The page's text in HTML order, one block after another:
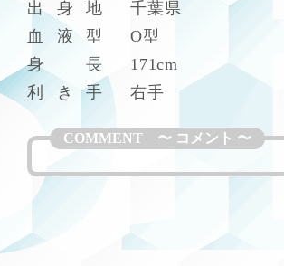
出
身 地
千葉県
血
液 型
O型
身
長
171cm
利
き 手 右手